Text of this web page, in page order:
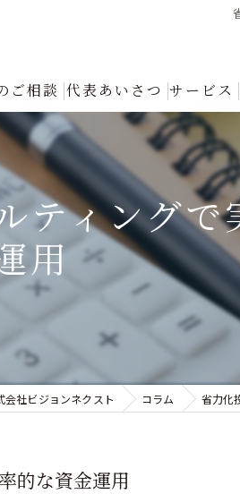
と成功の秘訣｜確実な資金調達をプロ
条件変更）の手続きと進め方｜資金繰
金利低減」フル活用支援
ご相談 代表あいさつ サービス
ティング
用
社ビジョンネクスト コラム 省力化
的な資金運用